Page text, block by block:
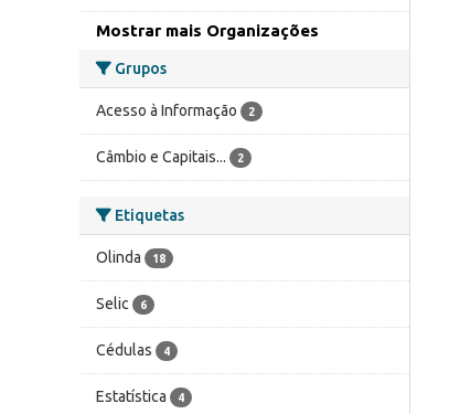
Mostrar mais Organizações
Grupos
Acesso à Informação 2
Câmbio e Capitais... 2
Etiquetas
Olinda 18
Selic 6
Cédulas 4
Estatística 4